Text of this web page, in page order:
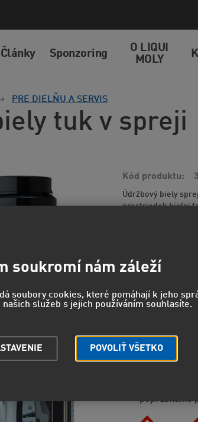
Články Sponzoring
O LIQUI
MOLY
PRE DIELŇU A SERVIS
tuk v spreji
Kód produktu
Údržbový biely
prostriedok bielej
13,72
11,34 EUR
H222 -
H229 -
H336 - Môže
H411 -
EUH066 -
popraskanie
soukromí nám záleží
soubory cookies, které pomáhají k jeho
našich služeb s jejich používáním souhlasíte.
POVOLIŤ VŠETKO